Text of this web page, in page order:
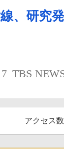
、研究
TBS
アクセス